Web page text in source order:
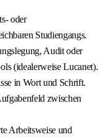
oder
Studiengangs.
Audit oder
(idealerweise Lucanet).
in Wort und Schrift.
zwischen
Arbeitsweise und